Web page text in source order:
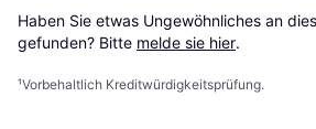
Haben Sie etwas Ungewöhnliches an
gefunden? Bitte melde sie hier.
¹Vorbehaltlich Kreditwürdigkeitsprüfung.